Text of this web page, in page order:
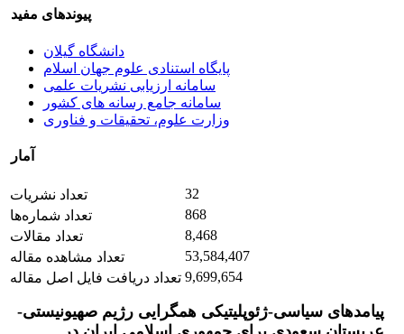
پیوندهای مفید
دانشگاه گیلان
پایگاه استنادی علوم جهان اسلام
سامانه ارزیابی نشریات علمی
سامانه جامع رسانه های کشور
وزارت علوم، تحقیقات و فناوری
آمار
تعداد نشریات
32
تعداد شماره‌ها
868
تعداد مقالات
8,468
تعداد مشاهده مقاله
53,584,407
تعداد دریافت فایل اصل مقاله 9,699,654
پیامدهای سیاسی-ژئوپلیتیکی همگرایی رژیم صهیونیستی-